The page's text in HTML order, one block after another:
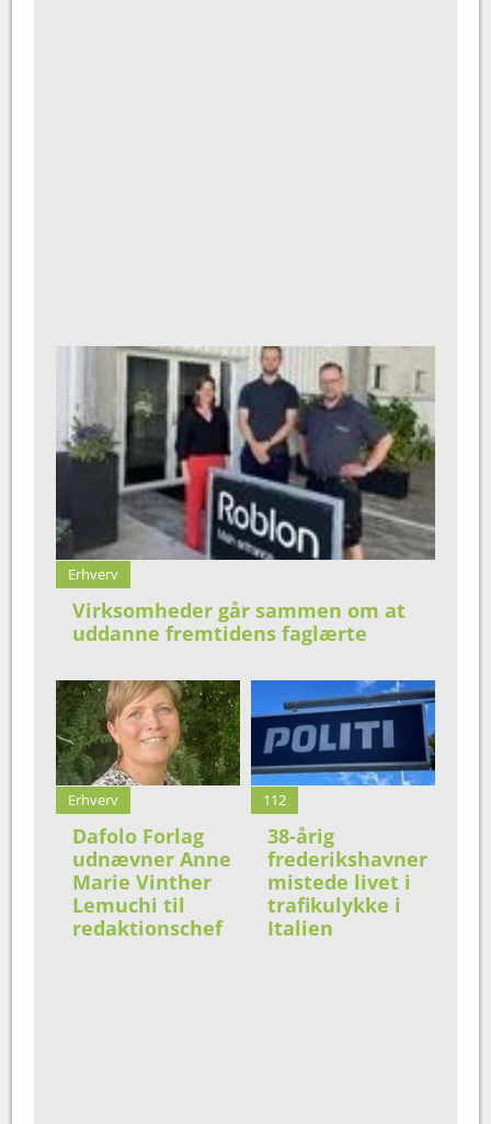
Erhverv
Virksomheder går sammen om at
uddanne fremtidens faglærte
Erhverv
Dafolo Forlag
udnævner Anne
Marie Vinther
Lemuchi til
redaktionschef
112
38-årig
frederikshavner
mistede livet i
trafikulykke i
Italien